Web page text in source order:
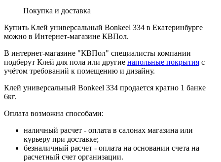
Покупка и доставка
Купить Клей универсальный Bonkeel 334 в Екатеринбурге
можно в Интернет-магазине КВПол.
В интернет-магазине "КВПол" специалисты компании
подберут Клей для пола или другие напольные покрытия с
учётом требований к помещению и дизайну.
Клей универсальный Bonkeel 334 продается кратно 1 банке
6кг.
Оплата возможна способами:
наличный расчет - оплата в салонах магазина или
курьеру при доставке;
безналичный расчет - оплата на основании счета на
расчетный счет организации.